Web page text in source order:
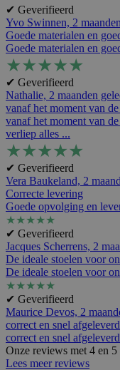
✔ Geverifieerd
Yvo Swinnen, 2
Goede materialen en
Goede materialen en
★★★★★
✔ Geverifieerd
Nathalie, 2 maanden
vanaf het moment van
vanaf het moment van
verliep alles ...
★★★★★
✔ Geverifieerd
Vera Baukeland, 2
Correcte levering
Goede opvolging en
★★★★★
✔ Geverifieerd
Jacques Scherrens, 2
De ideale stoelen voor
De ideale stoelen voor
★★★★★
✔ Geverifieerd
Maurice Devos, 2
correct en snel afgeleverd
correct en snel afgeleverd
Onze reviews met 4 en 5
Lees meer reviews